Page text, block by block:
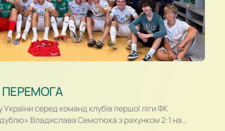
України серед команд клубів першої ліги ФК
Владислава Семотюка з рахунком 2:1 на